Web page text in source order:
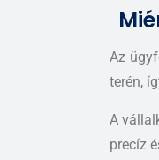
Az
terén,
A
precíz